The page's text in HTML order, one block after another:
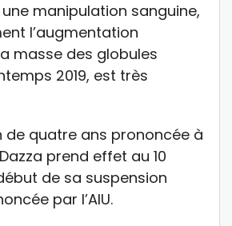
manipulation sanguine,
l’augmentation
masse des globules
2019, est très
de quatre ans prononcée à
prend effet au 10
de sa suspension
par l’AIU.